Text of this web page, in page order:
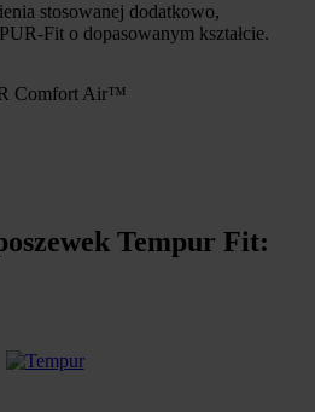
stosowanej dodatkowo,
Fit o dopasowanym kształcie.
Tempur Fit: